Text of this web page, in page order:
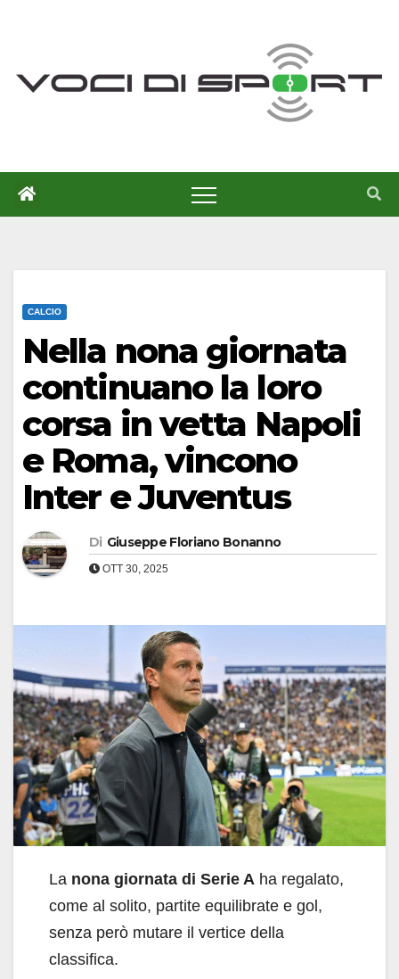
CALCIO
Nella nona giornata
continuano la loro
corsa in vetta Napoli
e Roma, vincono
Inter e Juventus
Di Giuseppe Floriano Bonanno
OTT 30, 2025
La nona giornata di Serie A ha regalato,
come al solito, partite equilibrate e gol,
senza però mutare il vertice della
classifica.